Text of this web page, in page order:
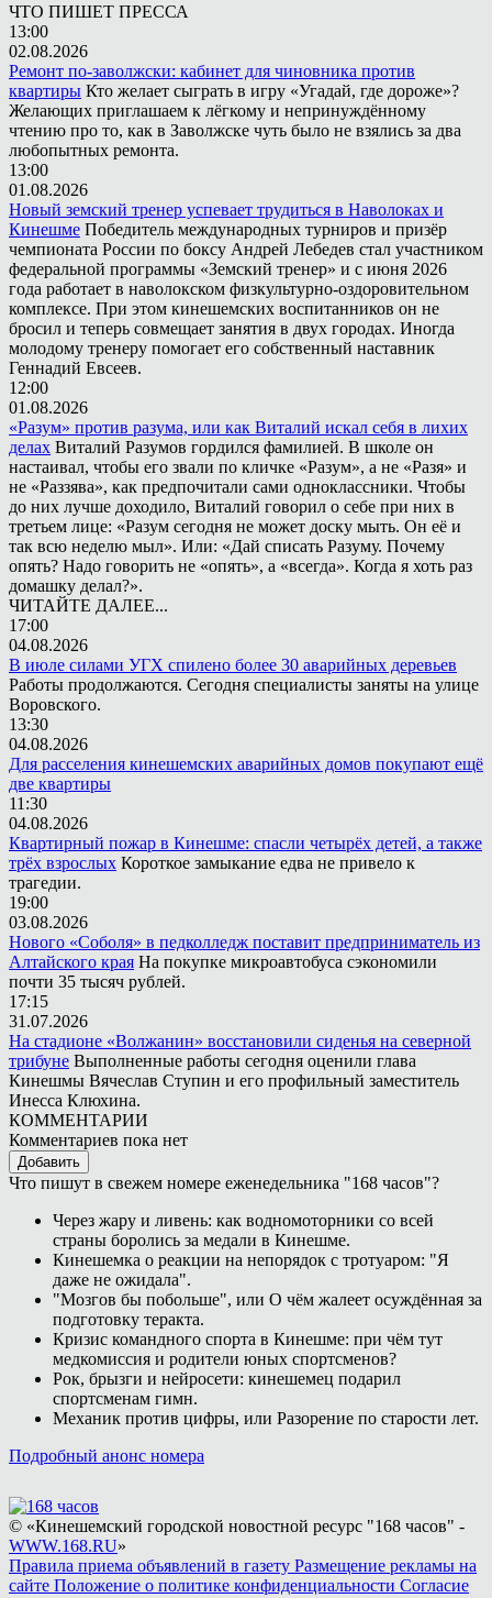
ЧТО ПИШЕТ ПРЕССА
13:00
02.08.2026
Ремонт по-заволжски: кабинет для чиновника против
квартиры Кто желает сыграть в игру «Угадай, где дороже»?
Желающих приглашаем к лёгкому и непринуждённому
чтению про то, как в Заволжске чуть было не взялись за два
любопытных ремонта.
13:00
01.08.2026
Новый земский тренер успевает трудиться в Наволоках и
Кинешме Победитель международных турниров и призёр
чемпионата России по боксу Андрей Лебедев стал участником
федеральной программы «Земский тренер» и с июня 2026
года работает в наволокском физкультурно-оздоровительном
комплексе. При этом кинешемских воспитанников он не
бросил и теперь совмещает занятия в двух городах. Иногда
молодому тренеру помогает его собственный наставник
Геннадий Евсеев.
12:00
01.08.2026
«Разум» против разума, или как Виталий искал себя в лихих
делах Виталий Разумов гордился фамилией. В школе он
настаивал, чтобы его звали по кличке «Разум», а не «Разя» и
не «Раззява», как предпочитали сами одноклассники. Чтобы
до них лучше доходило, Виталий говорил о себе при них в
третьем лице: «Разум сегодня не может доску мыть. Он её и
так всю неделю мыл». Или: «Дай списать Разуму. Почему
опять? Надо говорить не «опять», а «всегда». Когда я хоть раз
домашку делал?».
ЧИТАЙТЕ ДАЛЕЕ...
17:00
04.08.2026
В июле силами УГХ спилено более 30 аварийных деревьев
Работы продолжаются. Сегодня специалисты заняты на улице
Воровского.
13:30
04.08.2026
Для расселения кинешемских аварийных домов покупают ещё
две квартиры
11:30
04.08.2026
Квартирный пожар в Кинешме: спасли четырёх детей, а также
трёх взрослых Короткое замыкание едва не привело к
трагедии.
19:00
03.08.2026
Нового «Соболя» в педколледж поставит предприниматель из
Алтайского края На покупке микроавтобуса сэкономили
почти 35 тысяч рублей.
17:15
31.07.2026
На стадионе «Волжанин» восстановили сиденья на северной
трибуне Выполненные работы сегодня оценили глава
Кинешмы Вячеслав Ступин и его профильный заместитель
Инесса Клюхина.
КОММЕНТАРИИ
Комментариев пока нет
Добавить
Что пишут в свежем номере еженедельника "168 часов"?
Через жару и ливень: как водномоторники со всей
страны боролись за медали в Кинешме.
Кинешемка о реакции на непорядок с тротуаром: "Я
даже не ожидала".
"Мозгов бы побольше", или О чём жалеет осуждённая за
подготовку теракта.
Кризис командного спорта в Кинешме: при чём тут
медкомиссия и родители юных спортсменов?
Рок, брызги и нейросети: кинешемец подарил
спортсменам гимн.
Механик против цифры, или Разорение по старости лет.
Подробный анонс номера
© «Кинешемский городской новостной ресурс "168 часов" -
WWW.168.RU»
Правила приема объявлений в газету Размещение рекламы на
сайте Положение о политике конфиденциальности Согласие